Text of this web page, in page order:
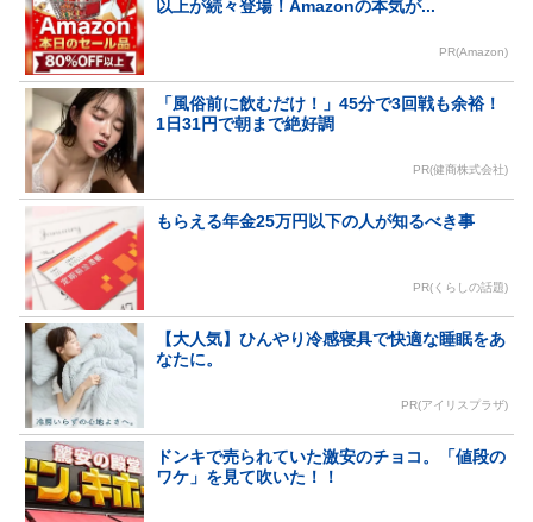
以上が続々登場！Amazonの本気が...
PR(Amazon)
「風俗前に飲むだけ！」45分で3回戦も余裕！
1日31円で朝まで絶好調
PR(健商株式会社)
もらえる年金25万円以下の人が知るべき事
PR(くらしの話題)
【大人気】ひんやり冷感寝具で快適な睡眠をあ
なたに。
PR(アイリスプラザ)
ドンキで売られていた激安のチョコ。「値段の
ワケ」を見て吹いた！！